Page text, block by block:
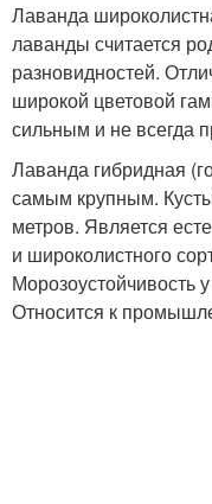
Лаванда
лаванды считается
разновидностей.
широкой цветовой
сильным и не всегда
Лаванда гибридная
самым крупным.
метров. Является
и широколистного
Морозоустойчивость
Относится к